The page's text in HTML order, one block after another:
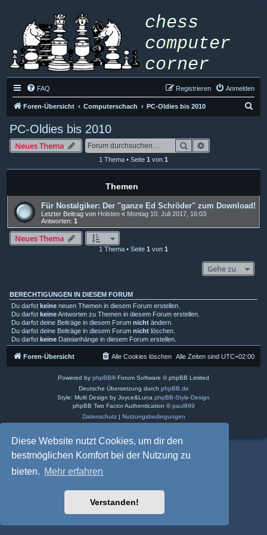
Diese Website nutzt Cookies, um dir den
bestmöglichen Komfort bei der Nutzung zu
bieten. Mehr erfahren
Verstanden!
FAQ Anmelden
Registrieren
Foren-Übersicht Computerschach PC-Oldies bis 2010
PC-Oldies bis 2010
Neues Thema Suche
1 Thema • Seite 1 von 1
Themen
Für Nostalgiker: Der "ganze Ed Schröder" zum Download!
Letzter Beitrag von Holsten « Montag 10. Juli 2017, 16:03
Antworten: 1
Neues Thema
1 Thema • Seite 1 von 1
Gehe zu
BERECHTIGUNGEN IN DIESEM FORUM
Du darfst keine neuen Themen in diesem Forum erstellen.
Du darfst keineAntworten zu Themen in diesem Forum erstellen.
Du darfst deine Beiträge in diesem Forum nicht ändern.
Du darfst deine Beiträge in diesem Forum nicht löschen.
Du darfst keine Dateianhänge in diesem Forum erstellen.
Foren-Übersicht Alle Zeiten sind UTC+02:00
Alle Cookies löschen
Powered by phpBB® Forum Software © phpBB Limited
Deutsche Übersetzung durch phpBB.de
Style: Multi Design by Joyce&Luna phpBB-Style-Design
phpBB Two Factor Authentication ©paul999
Datenschutz| Nutzungsbedingungen